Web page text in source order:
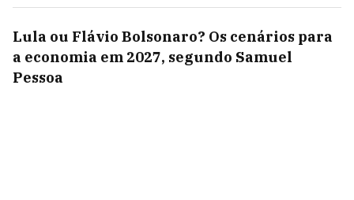
Lula ou Flávio Bolsonaro? Os cenários para
a economia em 2027, segundo Samuel
Pessoa